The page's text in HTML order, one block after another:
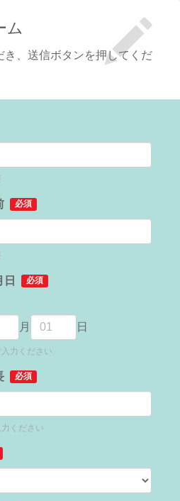
ム
き、送信ボタンを押してくだ
必須
必須
月 日
力ください
必須
ください